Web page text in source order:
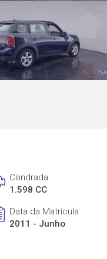
Cilindrada
1.598 CC
Data da Matrícula
2011 - Junho